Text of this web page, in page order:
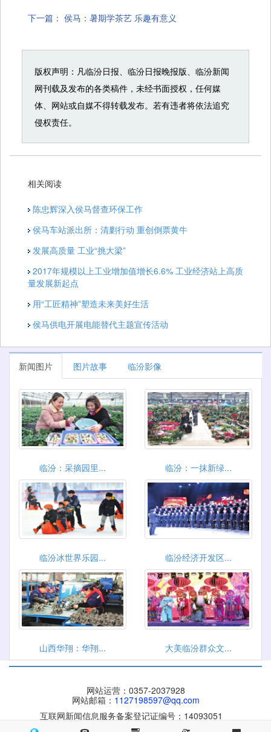
下一篇： 侯马：暑期学茶艺 乐趣有意义
版权声明：凡临汾日报、临汾日报晚报版、临汾新闻
网刊载及发布的各类稿件，未经书面授权，任何媒
体、网站或自媒不得转载发布。若有违者将依法追究
侵权责任。
相关阅读
陈忠辉深入侯马督查环保工作
侯马车站派出所：清剿行动 重创倒票黄牛
发展高质量 工业“挑大梁”
2017年规模以上工业增加值增长6.6% 工业经济站上高质
量发展新起点
用“工匠精神”塑造未来美好生活
侯马供电开展电能替代主题宣传活动
新闻图片 图片故事 临汾影像
临汾：采摘园里... 临汾：一抹新绿...
临汾冰世界乐园... 临汾经济开发区...
山西华翔：华翔... 大美临汾群众文...
网站运营：0357-2037928
网站邮箱： 1127198597@qq.com
互联网新闻信息服务备案登记证编号：14093051